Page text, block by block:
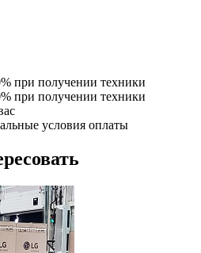
при получении техники
при получении техники
условия оплаты